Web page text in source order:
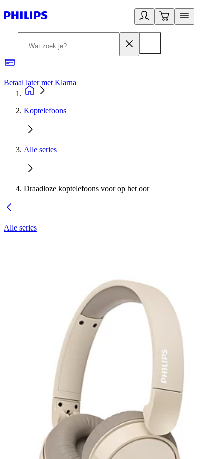
Betaal later met Klarna
Koptelefoons
Alle series
Draadloze koptelefoons voor op het oor
Alle series